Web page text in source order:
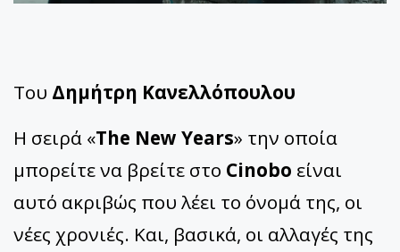
Του Δημήτρη Κανελλόπουλου
Η σειρά «The New Years» την οποία
μπορείτε να βρείτε στο Cinobo είναι
αυτό ακριβώς που λέει το όνομά της, οι
νέες χρονιές. Και, βασικά, οι αλλαγές της